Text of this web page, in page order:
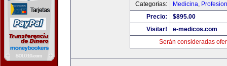
Categorias:
Medicina,
Precio:
$895.00
Visitar!
e-medicos.com
Serán consideradas